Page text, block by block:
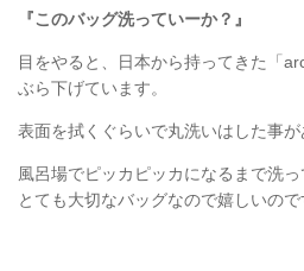
『このバッグ洗っていーか？』
目をやると、日本から持ってきた「
ぶら下げています。
表面を拭くぐらいで丸洗いはした事が
風呂場でピッカピッカになるまで洗っ
とても大切なバッグなので嬉しいので